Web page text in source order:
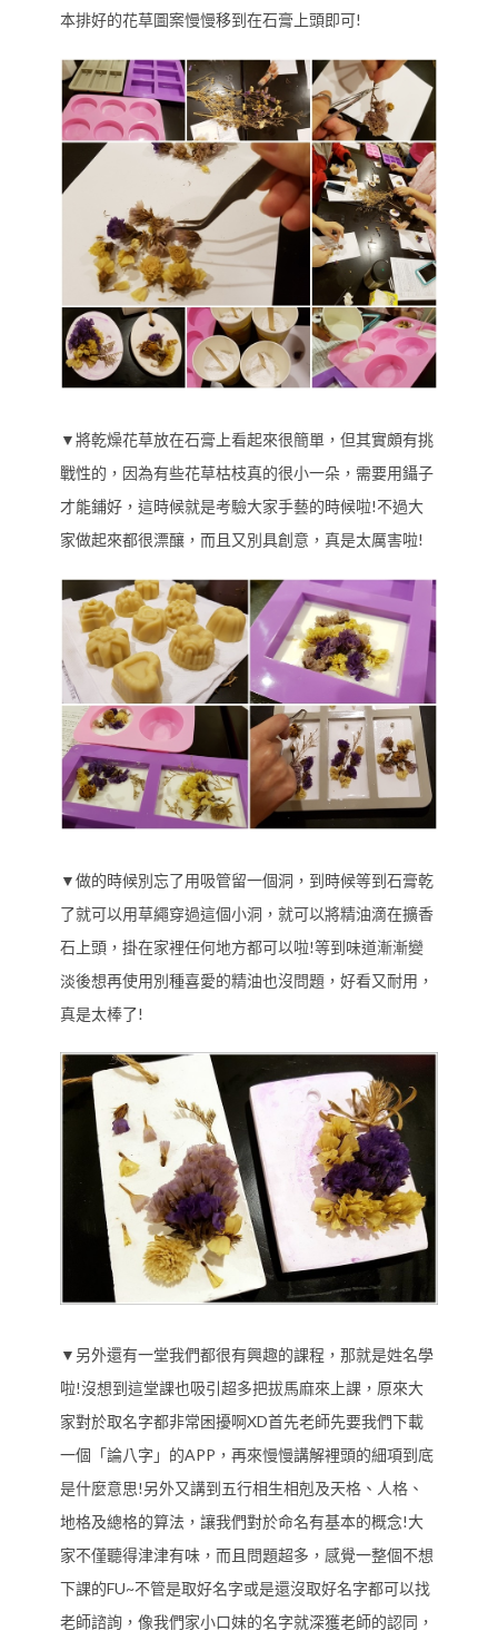
本排好的花草圖案慢慢移到在石膏上頭即可!
▼將乾燥花草放在石膏上看起來很簡單，但其實頗有挑
戰性的，因為有些花草枯枝真的很小一朵，需要用鑷子
才能鋪好，這時候就是考驗大家手藝的時候啦!不過大
家做起來都很漂釀，而且又別具創意，真是太厲害啦!
▼做的時候別忘了用吸管留一個洞，到時候等到石膏乾
了就可以用草繩穿過這個小洞，就可以將精油滴在擴香
石上頭，掛在家裡任何地方都可以啦!等到味道漸漸變
淡後想再使用別種喜愛的精油也沒問題，好看又耐用，
真是太棒了!
▼另外還有一堂我們都很有興趣的課程，那就是姓名學
啦!沒想到這堂課也吸引超多把拔馬麻來上課，原來大
家對於取名字都非常困擾啊XD首先老師先要我們下載
一個「論八字」的APP，再來慢慢講解裡頭的細項到底
是什麼意思!另外又講到五行相生相剋及天格、人格、
地格及總格的算法，讓我們對於命名有基本的概念!大
家不僅聽得津津有味，而且問題超多，感覺一整個不想
下課的FU~不管是取好名字或是還沒取好名字都可以找
老師諮詢，像我們家小口妹的名字就深獲老師的認同，